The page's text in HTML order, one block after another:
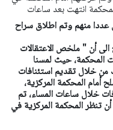
انتهت بعد ساعات
منهم وتم اطلاق سراح
الى أن " ملخص الاعتقالات
المحكمة، حيث لمسنا
خلال تقديم استئنافات
المحكمة المركزية،
9 استئنافات خلال ساعات المساء، تم
أن تنظر المحكمة المركزية في